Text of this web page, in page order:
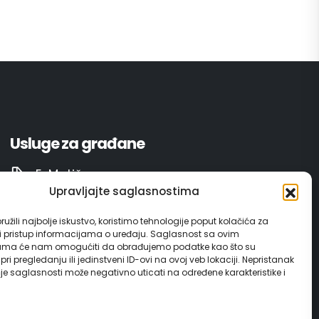
Upravljajte saglasnostima
najbolje iskustvo, koristimo tehnologije poput kolačića za
pristup informacijama o uređaju. Saglasnost sa ovim
će nam omogućiti da obrađujemo podatke kao što su
pregledanju ili jedinstveni ID-ovi na ovoj veb lokaciji. Nepristanak
saglasnosti može negativno uticati na određene karakteristike i
Usluge za građane
E-Matičar
Invest in Gračanica
Vodič za građane